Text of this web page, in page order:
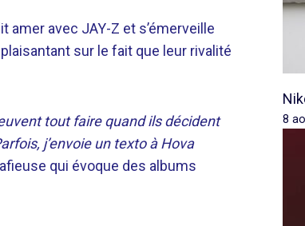
avec JAY-Z et s’émerveille
sur le fait que leur rivalité
tout faire quand ils décident
j’envoie un texto à Hova
qui évoque des albums
8